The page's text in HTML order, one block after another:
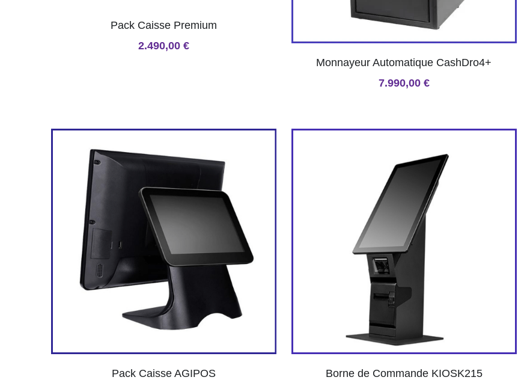
Pack Caisse Premium
2.490,00 €
Monnayeur Automatique CashDro4+
7.990,00 €
Pack Caisse AGIPOS
Borne de Commande KIOSK215